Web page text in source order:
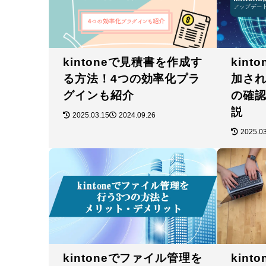
kintoneで見積書を作成す
る方法！4つの効率化プラ
グインも紹介
2025.03.15 2024.09.26
加さ
の確
説
kintoneでファイル管理を